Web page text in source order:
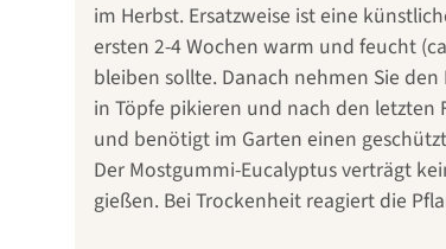
im Herbst. Ersatzweise ist eine
ersten 2-4 Wochen warm und feucht
bleiben sollte. Danach nehmen Sie
in Töpfe pikieren und nach den letzten
und benötigt im Garten einen
Der Mostgummi-Eucalyptus verträgt
gießen. Bei Trockenheit reagiert die